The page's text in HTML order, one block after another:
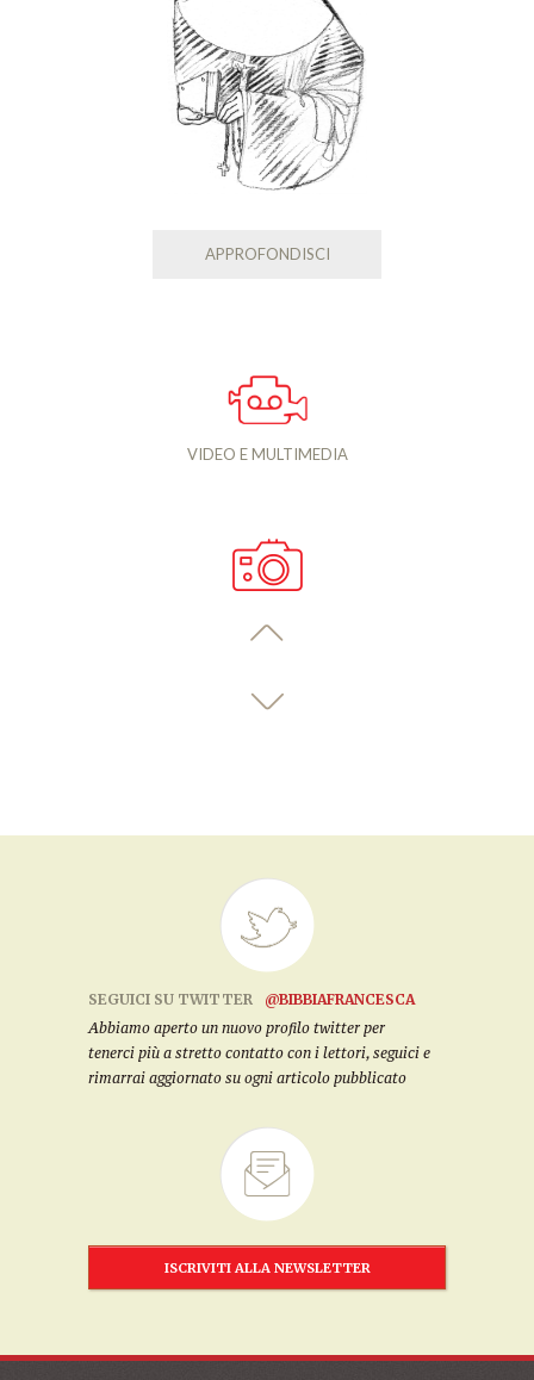
APPROFONDISCI
VIDEO E MULTIMEDIA
SEGUICI SU TWITTER
@BIBBIAFRANCESCA
Abbiamo aperto un nuovo profilo twitter per
tenerci più a stretto contatto con i lettori, seguici e
rimarrai aggiornato su ogni articolo pubblicato
ISCRIVITI ALLA NEWSLETTER